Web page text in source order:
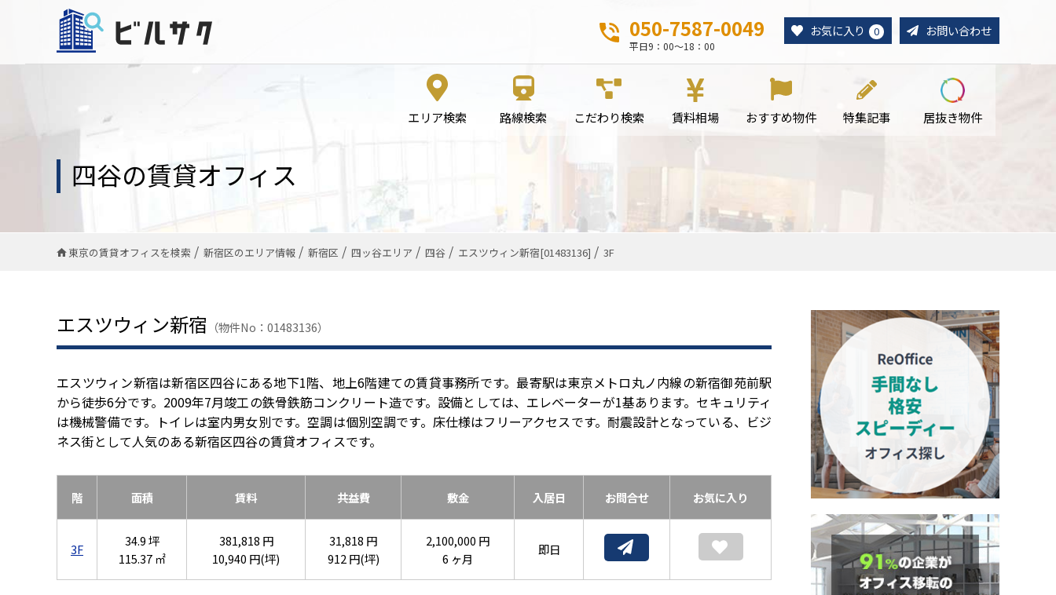
050-7587-0049
平日9：00～18：00
お気に入り 0 お問い合わせ
エリア検索 路線検索 こだわり検索 賃料相場 おすすめ物件 特集記事 居抜き物件
四谷の賃貸オフィス
東京の賃貸オフィスを検索 新宿区のエリア情報 新宿区 四ッ谷エリア 四谷 エスツウィン新宿[01483136] 3F
エスツウィン新宿 （物件No：01483136）
エスツウィン新宿は新宿区四谷にある地下1階、地上6階建ての賃貸事務所です。最寄駅は東京メトロ丸ノ内線の新宿御苑前駅
から徒歩6分です。2009年7月竣工の鉄骨鉄筋コンクリート造です。設備としては、エレベーターが1基あります。セキュリティ
は機械警備です。トイレは室内男女別です。空調は個別空調です。床仕様はフリーアクセスです。耐震設計となっている、ビジ
ネス街として人気のある新宿区四谷の賃貸オフィスです。
階 面積 賃料 共益費 敷金 入居日 お問合せ お気に入り
3F
34.9 坪
115.37 ㎡
381,818 円
10,940 円(坪)
31,818 円
912 円(坪)
2,100,000 円
6 ヶ月
即日